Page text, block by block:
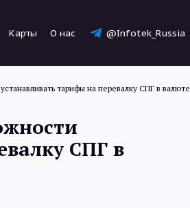
Карты О нас @Infotek_Russia
тарифы на перевалку СПГ в валюте
СПГ в